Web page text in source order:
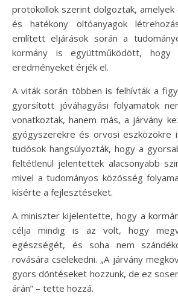
protokollok szerint dolgoztak, amelyek
és hatékony oltóanyagok
említett eljárások során a
kormány is együttműködött,
eredményeket érjék el.
A viták során többen is felhívták a
gyorsított jóváhagyási folyamatok
vonatkoztak, hanem más, a járvány
gyógyszerekre és orvosi eszközökre
tudósok hangsúlyozták, hogy a
feltétlenül jelentettek alacsonyabb
mivel a tudományos közösség
kísérte a fejlesztéseket.
A miniszter kijelentette, hogy a
célja mindig is az volt, hogy
egészségét, és soha nem
rovására cselekedni. „A járvány
gyors döntéseket hozzunk, de ez
árán” – tette hozzá.